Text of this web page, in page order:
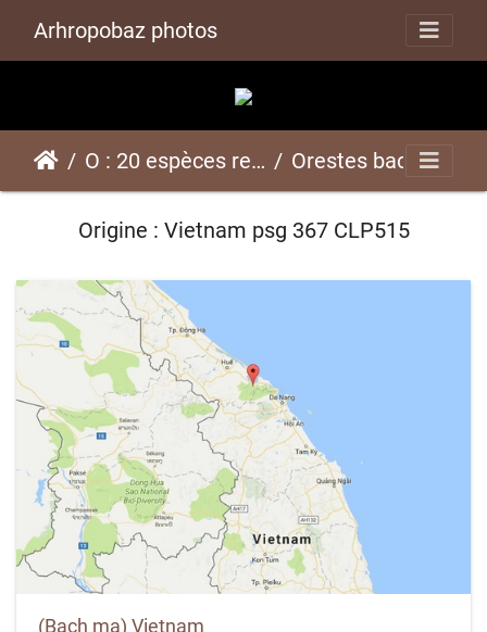
Arhropobaz photos
O : 20 espèces représentées ici Orestes bachmaensis "Bach Ma" psg 367 CLP515
Origine : Vietnam psg 367 CLP515
(Bach ma) Vietnam